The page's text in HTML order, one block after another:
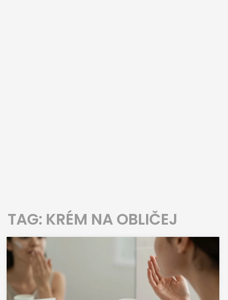
TAG: KRÉM NA OBLIČEJ